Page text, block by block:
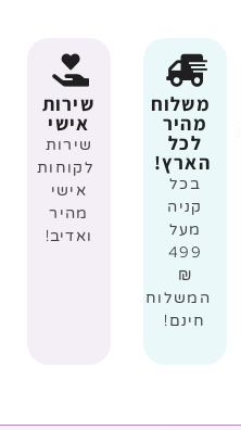
משלוח
מהיר
לכל
הארץ!
בכל
קניה
מעל
499
₪
המשלוח
חינם!
שירות
אישי
שירות
לקוחות
אישי
מהיר
ואדיב!